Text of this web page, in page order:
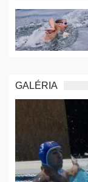
GALÉRIA